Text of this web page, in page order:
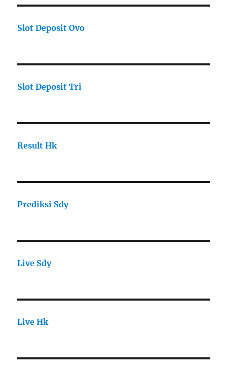
Slot Deposit Ovo
Slot Deposit Tri
Result Hk
Prediksi Sdy
Live Sdy
Live Hk